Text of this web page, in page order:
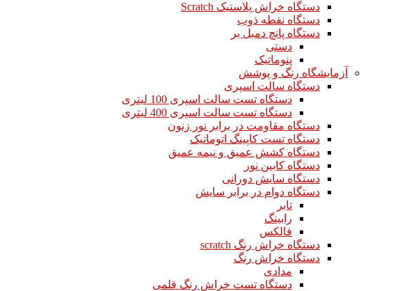
دستگاه خراش پلاستیک Scratch
دستگاه نقطه ذوب
دستگاه پانچ دمبل بر
دستی
پنوماتیک
آزمایشگاه رنگ و پوشش
دستگاه سالت اسپری
دستگاه تست سالت اسپری 100 لیتری
دستگاه تست سالت اسپری 400 لیتری
دستگاه مقاومت در برابر نور زنون
دستگاه تست کاپینگ اتوماتیک
دستگاه کشش عمیق و نیمه عمیق
دستگاه کابین نور
دستگاه سایش دورانی
دستگاه دوام در برابر سایش
تابر
رابینگ
فالکس
دستگاه خراش رنگ scratch
دستگاه خراش رنگ
مدادی
دستگاه تست خراش رنگ قلمی